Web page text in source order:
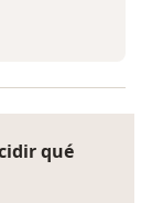
qué